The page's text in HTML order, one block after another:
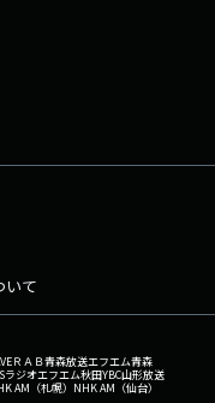
いて
ＲＡＢ青森放送エフエム青森
ラジオエフエム秋田YBC山形放送
AM（札幌） NHK AM（仙台）